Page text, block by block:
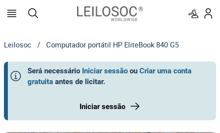
Leilosoc / Computador portátil HP EliteBook 840 G5
Será necessário Iniciar sessão ou Criar uma conta
gratuita antes de licitar.
Iniciar sessão